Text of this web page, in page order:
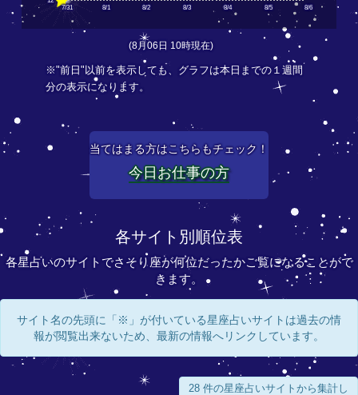
7/31 8/1 8/2 8/3 8/4 8/5 8/6
(8月06日 10時現在)
※"前日"以前を表示しても、グラフは本日までの１週間
分の表示になります。
当てはまる方はこちらもチェック！
今日お仕事の方
各サイト別順位表
各星占いのサイトでさそり座が何位だったかご覧になることがで
きます。
サイト名の先頭に「※」が付いている星座占いサイトは過去の情
報が閲覧出来ないため、最新の情報へリンクしています。
28 件の星座占いサイトから集計し